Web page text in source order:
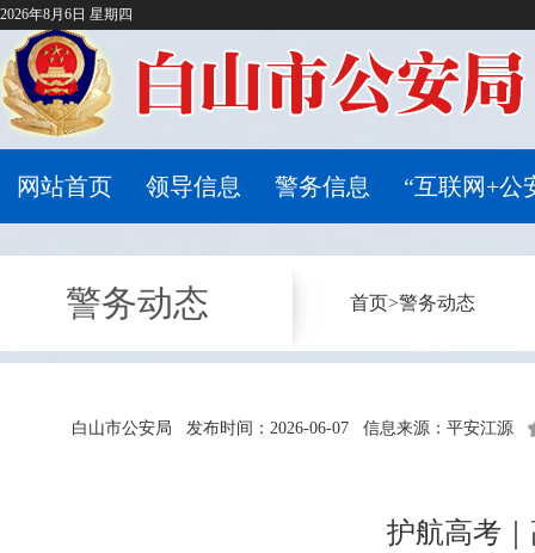
2026年8月6日 星期四
网站首页 领导信息 警务信息 “互联网+公
警务动态 首页>警务动态
白山市公安局 发布时间：2026-06-07 信息来源：平安江源
护航高考